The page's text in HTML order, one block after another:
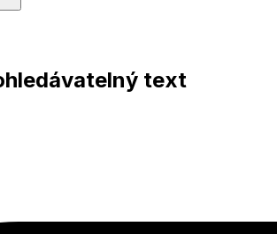
text